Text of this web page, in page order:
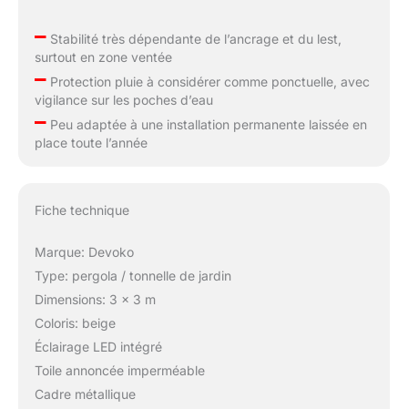
–Stabilité très dépendante de l’ancrage et du lest,
surtout en zone ventée
–Protection pluie à considérer comme ponctuelle, avec
vigilance sur les poches d’eau
–Peu adaptée à une installation permanente laissée en
place toute l’année
Fiche technique
Marque: Devoko
Type: pergola / tonnelle de jardin
Dimensions: 3 x 3 m
Coloris: beige
Éclairage LED intégré
Toile annoncée imperméable
Cadre métallique